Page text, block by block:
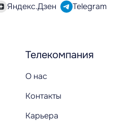
Телекомпания
О нас
Контакты
Карьера
Яндекс.Дзен
Telegram